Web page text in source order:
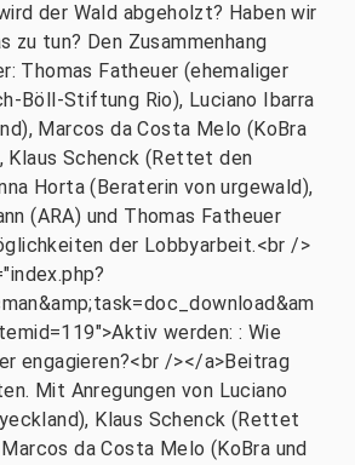
der Wald abgeholzt? Haben wir
zu tun? Den Zusammenhang
Thomas Fatheuer (ehemaliger
Böll-Stiftung Rio), Luciano Ibarra
Marcos da Costa Melo (KoBra
Klaus Schenck (Rettet den
Horta (Beraterin von urgewald),
(ARA) und Thomas Fatheuer
der Lobbyarbeit.<br />
werden: : Wie
engagieren?<br /></a>Beitrag
Mit Anregungen von Luciano
Klaus Schenck (Rettet
da Costa Melo (KoBra und